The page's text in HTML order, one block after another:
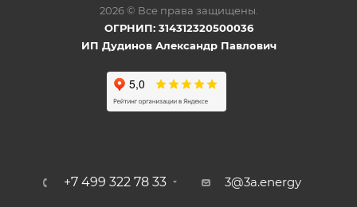
2026 © Все права защищены.
ОГРНИП: 314312320500036
ИП Дудинов Александр Павлович
+7 499 322 78 33 3@3a.energy